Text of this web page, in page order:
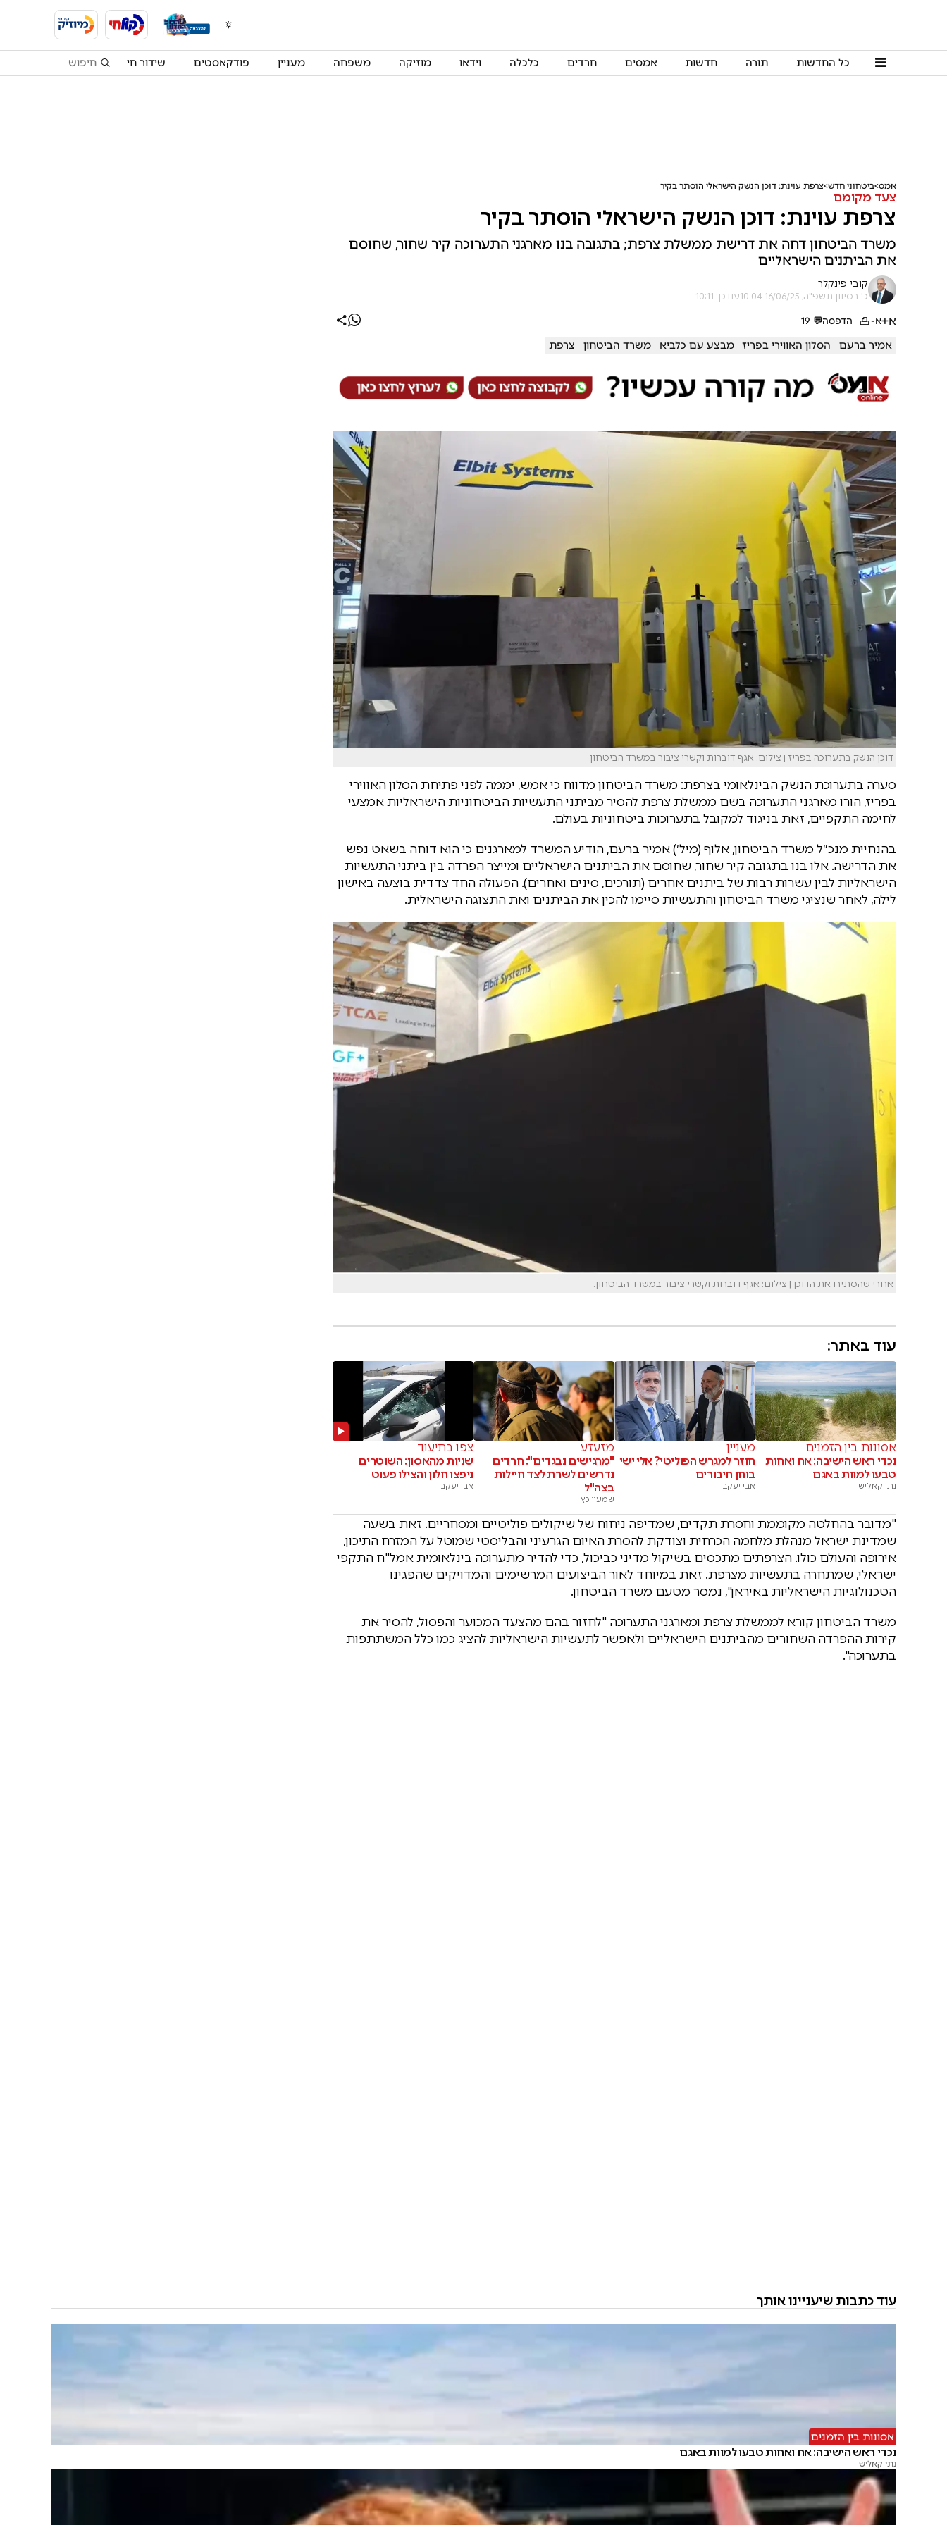
כל החדשות תורה חדשות אמסים חרדים כלכלה וידאו מוזיקה משפחה מעניין פודקאסטים שידור חי
אמס ביטחוני חדש צרפת עוינת: דוכן הנשק הישראלי הוסתר בקיר
צעד מקומם
צרפת עוינת: דוכן הנשק הישראלי הוסתר בקיר
משרד הביטחון דחה את דרישת ממשלת צרפת; בתגובה בנו מארגני התערוכה קיר שחור, שחוסם
את הביתנים הישראליים
קובי פינקלר
כ' בסיוון תשפ"ה, 16/06/25 10:04 עודכן: 10:11
א+א- הדפסה💬
19
אמיר ברעם הסלון האווירי בפריז מבצע עם כלביא משרד הביטחון צרפת
דוכן הנשק בתערוכה בפריז | צילום: אגף דוברות וקשרי ציבור במשרד הביטחון
סערה בתערוכת הנשק הבינלאומי בצרפת: משרד הביטחון מדווח כי אמש, יממה לפני פתיחת הסלון האווירי
בפריז, הורו מארגני התערוכה בשם ממשלת צרפת להסיר מביתני התעשיות הביטחוניות הישראליות אמצעי
לחימה התקפיים, זאת בניגוד למקובל בתערוכות ביטחוניות בעולם.
בהנחיית מנכ״ל משרד הביטחון, אלוף (מיל׳) אמיר ברעם, הודיע המשרד למארגנים כי הוא דוחה בשאט נפש
את הדרישה. אלו בנו בתגובה קיר שחור, שחוסם את הביתנים הישראליים ומייצר הפרדה בין ביתני התעשיות
הישראליות לבין עשרות רבות של ביתנים אחרים (תורכים, סינים ואחרים). הפעולה החד צדדית בוצעה באישון
לילה, לאחר שנציגי משרד הביטחון והתעשיות סיימו להכין את הביתנים ואת התצוגה הישראלית.
אחרי שהסתירו את הדוכן | צילום: אגף דוברות וקשרי ציבור במשרד הביטחון.
עוד באתר:
אסונות בין הזמנים
נכדי ראש הישיבה: אח ואחות
טבעו למוות באגם
נתי קאליש
מעניין
חוזר למגרש הפוליטי? אלי ישי
בוחן חיבורים
אבי יעקב
מזעזע
"מרגישים נבגדים": חרדים
נדרשים לשרת לצד חיילות
בצה"ל
שמעון כץ
צפו בתיעוד
שניות מהאסון: השוטרים
ניפצו חלון והצילו פעוט
אבי יעקב
"מדובר בהחלטה מקוממת וחסרת תקדים, שמדיפה ניחוח של שיקולים פוליטיים ומסחריים. זאת בשעה
שמדינת ישראל מנהלת מלחמה הכרחית וצודקת להסרת האיום הגרעיני והבליסטי שמוטל על המזרח התיכון,
אירופה והעולם כולו. הצרפתים מתכסים בשיקול מדיני כביכול, כדי להדיר מתערוכה בינלאומית אמל"ח התקפי
ישראלי, שמתחרה בתעשיות מצרפת. זאת במיוחד לאור הביצועים המרשימים והמדויקים שהפגינו
הטכנולוגיות הישראליות באיראן", נמסר מטעם משרד הביטחון.
משרד הביטחון קורא לממשלת צרפת ומארגני התערוכה "לחזור בהם מהצעד המכוער והפסול, להסיר את
קירות ההפרדה השחורים מהביתנים הישראליים ולאפשר לתעשיות הישראליות להציג כמו כלל המשתתפות
בתערוכה".
עוד כתבות שיעניינו אותך
אסונות בין הזמנים
נכדי ראש הישיבה: אח ואחות טבעו למוות באגם
נתי קאליש